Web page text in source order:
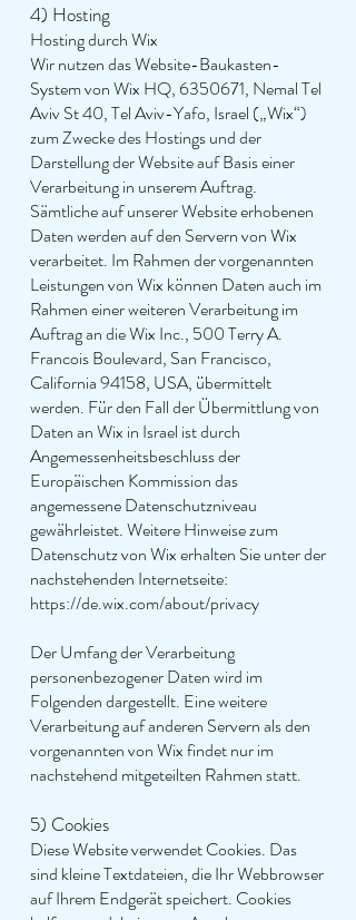
4) Hosting
Hosting durch Wix
Wir nutzen das Website-Baukasten-
System von Wix HQ, 6350671, Nemal Tel
Aviv St 40, Tel Aviv-Yafo, Israel („Wix“)
zum Zwecke des Hostings und der
Darstellung der Website auf Basis einer
Verarbeitung in unserem Auftrag.
Sämtliche auf unserer Website erhobenen
Daten werden auf den Servern von Wix
verarbeitet. Im Rahmen der vorgenannten
Leistungen von Wix können Daten auch im
Rahmen einer weiteren Verarbeitung im
Auftrag an die Wix Inc., 500 Terry A.
Francois Boulevard, San Francisco,
California 94158, USA, übermittelt
werden. Für den Fall der Übermittlung von
Daten an Wix in Israel ist durch
Angemessenheitsbeschluss der
Europäischen Kommission das
angemessene Datenschutzniveau
gewährleistet. Weitere Hinweise zum
Datenschutz von Wix erhalten Sie unter der
nachstehenden Internetseite:
https://de.wix.com/about/privacy
Der Umfang der Verarbeitung
personenbezogener Daten wird im
Folgenden dargestellt. Eine weitere
Verarbeitung auf anderen Servern als den
vorgenannten von Wix findet nur im
nachstehend mitgeteilten Rahmen statt.
5) Cookies
Diese Website verwendet Cookies. Das
sind kleine Textdateien, die Ihr Webbrowser
auf Ihrem Endgerät speichert. Cookies